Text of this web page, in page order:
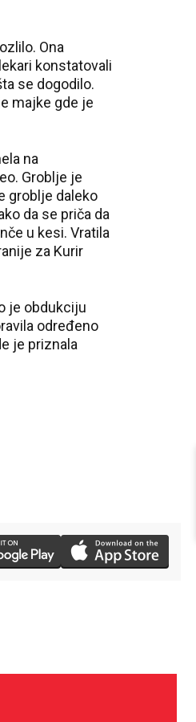
Ona
konstatovali
se dogodilo.
majke gde je
na
Groblje je
groblje daleko
da se priča da
u kesi. Vratila
za Kurir
je obdukciju
određeno
je priznala